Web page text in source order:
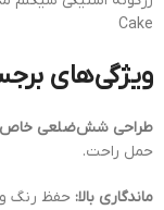
Cake
ویژگی‌های
طراحی شش‌ضلعی
حمل راحت.
ماندگاری بالا: حفظ رنگ و